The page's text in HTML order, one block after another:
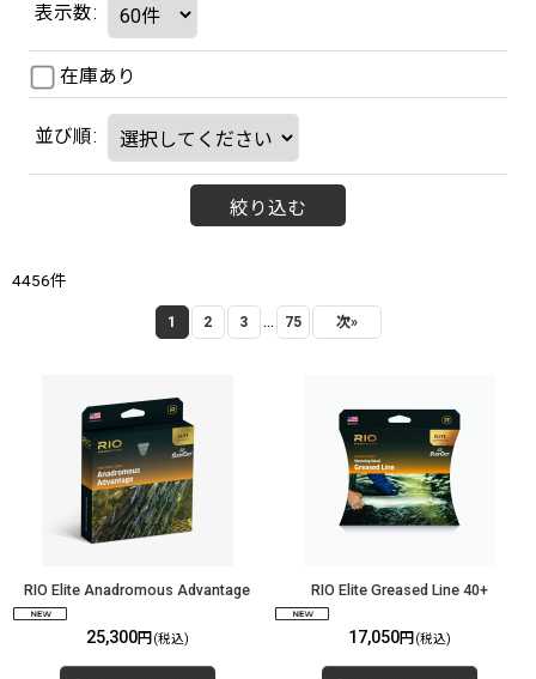
表示数:
在庫あり
並び順:
絞り込む
4456件
1 2 3 ... 75 次»
RIO Elite Anadromous Advantage
25,300円 (税込)
RIO Elite Greased Line 40+
17,050円 (税込)